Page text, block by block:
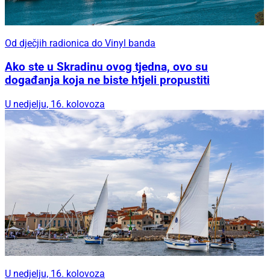
Od dječjih radionica do Vinyl banda
Ako ste u Skradinu ovog tjedna, ovo su
događanja koja ne biste htjeli propustiti
U nedjelju, 16. kolovoza
U nedjelju, 16. kolovoza